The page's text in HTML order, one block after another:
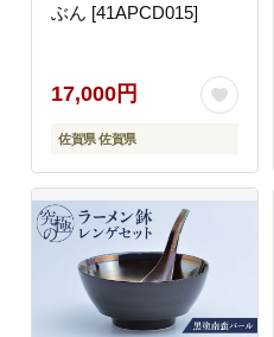
ぶん [41APCD015]
17,000円
佐賀県 佐賀県